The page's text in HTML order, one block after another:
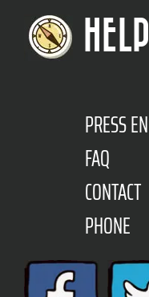
HELP
PRESS
FAQ
CONTACT
PHONE